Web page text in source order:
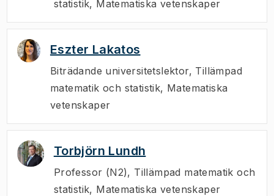
statistik, Matematiska vetenskaper
Eszter Lakatos
Biträdande universitetslektor, Tillämpad
matematik och statistik, Matematiska
vetenskaper
Torbjörn Lundh
Professor (N2), Tillämpad matematik och
statistik, Matematiska vetenskaper